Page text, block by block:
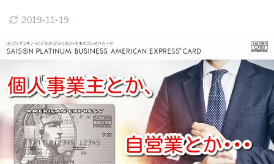
2019-11-19